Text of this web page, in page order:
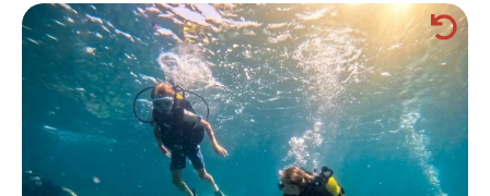
Entdecken Sie die Schönheit jenseits
der Wasseroberfläche.
Wir werden dafür sorgen, dass Sie gute Zeiten an den besten